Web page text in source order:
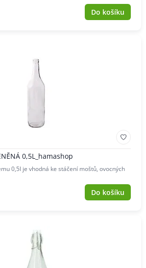
Do košíku
0,5L_hamashop
0,5l je vhodná ke stáčení moštů, ovocných
Do košíku